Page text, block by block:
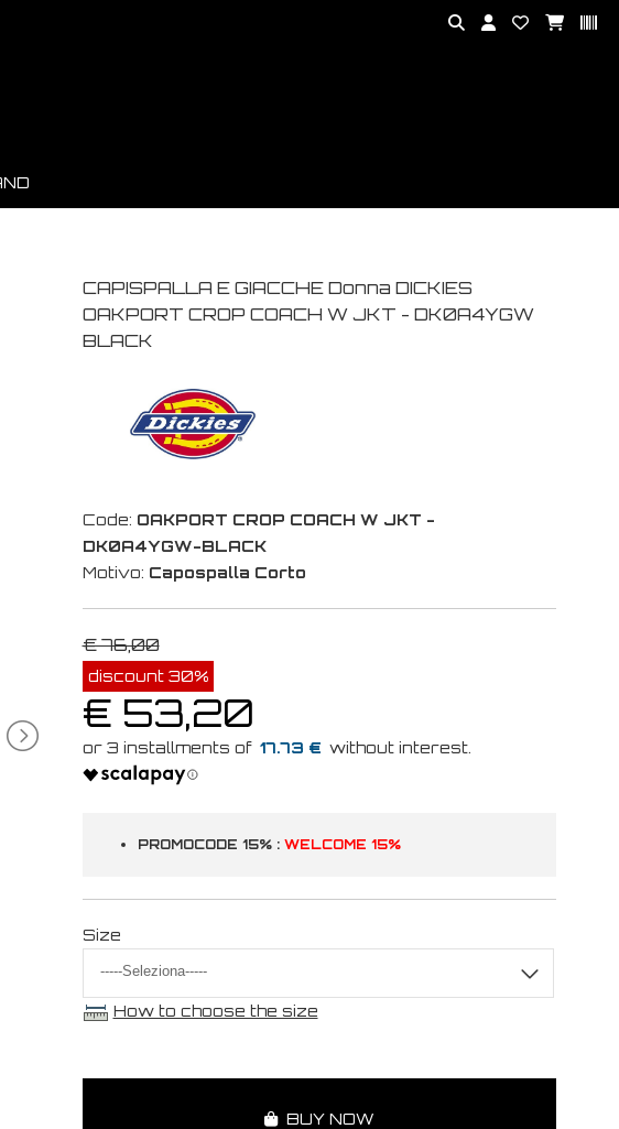
CAPISPALLA E GIACCHE Donna DICKIES
OAKPORT CROP COACH W JKT - DK0A4YGW
BLACK
Code: OAKPORT CROP COACH W JKT -
DK0A4YGW-BLACK
Motivo: Capospalla Corto
€ 76,00
discount 30%
€ 53,20
17.73 €
PROMOCODE 15% : WELCOME 15%
Size
How to choose the size
BUY NOW